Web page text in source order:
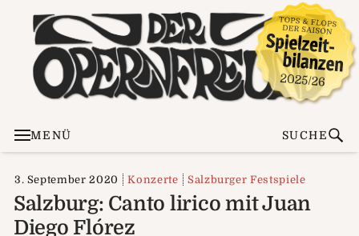
MENÜ SUCHE
3. September 2020 Konzerte Salzburger Festspiele
Salzburg: Canto lirico mit Juan
Diego Flórez